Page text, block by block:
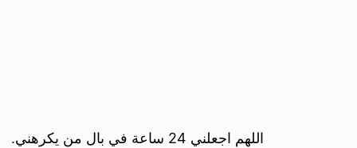
اللهم اجعلني 24 ساعة في بال من يكرهني.